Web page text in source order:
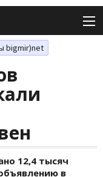
bigmir)net
12,4 тысяч
в